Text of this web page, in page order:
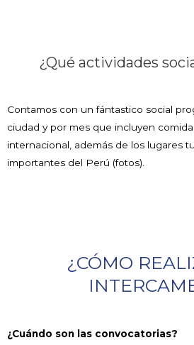
¿Qué actividades
Contamos con un fántastico social
ciudad y por mes que incluyen
internacional, además de los lugares
importantes del Perú (fotos).
¿CÓMO
¿Cuándo son las convocatorias?